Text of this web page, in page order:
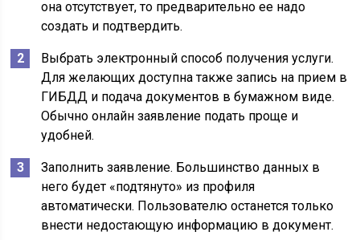
она отсутствует, то предварительно ее надо
создать и подтвердить.
Выбрать электронный способ получения услуги.
Для желающих доступна также запись на прием в
ГИБДД и подача документов в бумажном виде.
Обычно онлайн заявление подать проще и
удобней.
Заполнить заявление. Большинство данных в
него будет «подтянуто» из профиля
автоматически. Пользователю останется только
внести недостающую информацию в документ.